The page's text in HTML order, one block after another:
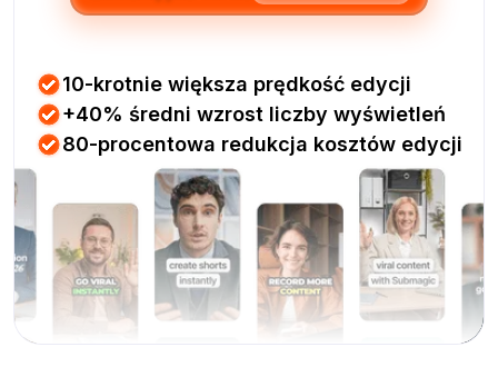
10-krotnie większa prędkość edycji
+40% średni wzrost liczby wyświetleń
80-procentowa redukcja kosztów edycji